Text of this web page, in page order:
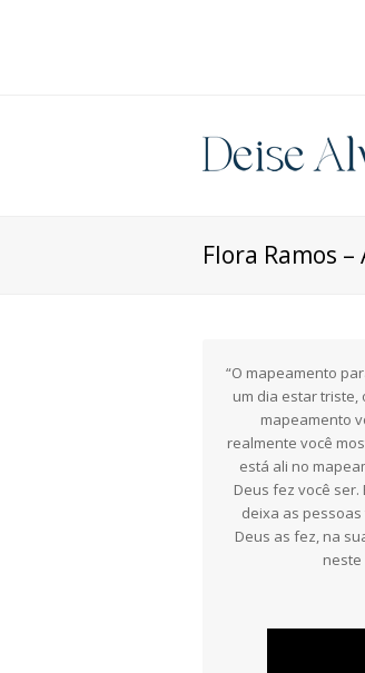
Flora Ramos
“O mapeamento
um dia estar
mapeamento
realmente você
está ali no
Deus fez você
deixa as
Deus as fez, na
neste